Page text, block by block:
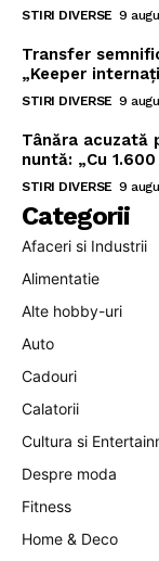
STIRI DIVERSE 9
Transfer
„Keeper
STIRI DIVERSE 9
Tânăra acuzată
nuntă: „Cu
STIRI DIVERSE 9
Categorii
Afaceri si Industrii
Alimentatie
Alte hobby-uri
Auto
Cadouri
Calatorii
Cultura si
Despre moda
Fitness
Home & Deco